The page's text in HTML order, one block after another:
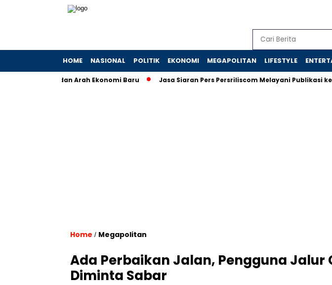
HOME NASIONAL POLITIK EKONOMI MEGAPOLITAN LIFESTYLE
Angka, dan Arah Ekonomi Baru Jasa Siaran Pers Persriliscom Melayani Publikasi ke
Home / Megapolitan
Ada Perbaikan Jalan, Pengguna Jalur
Diminta Sabar